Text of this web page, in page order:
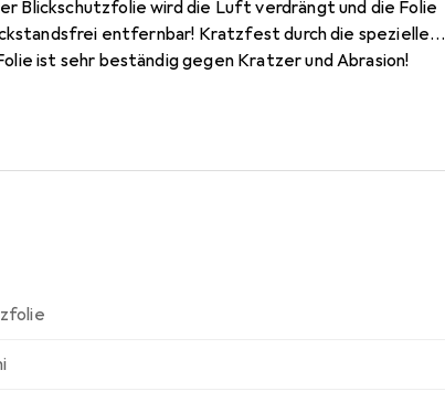
Blickschutzfolie wird die Luft verdrängt und die Folie
entfernbar! Kratzfest durch die spezielle
ist sehr beständig gegen Kratzer und Abrasion!
kompatibel mit Xiaomi Redmi Note 9T (bewusst
schützt sowohl im Hoch- als auch im Querformat.